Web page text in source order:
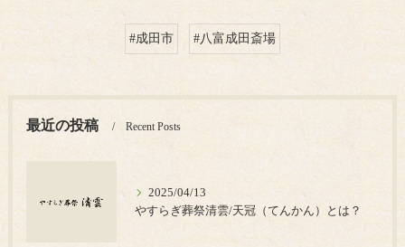
#成田市 #八富成田斎場
最近の投稿 Recent Posts
2025/04/13
やすらぎ葬祭清雲/天冠（てんかん）とは？